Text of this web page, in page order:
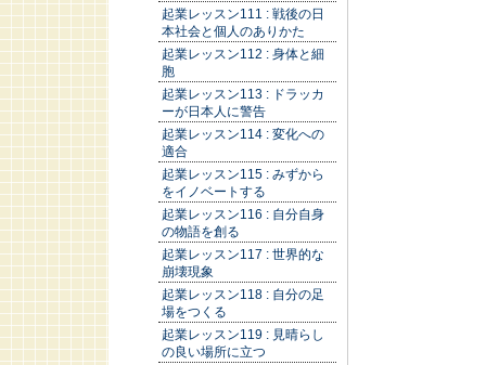
起業レッスン111 : 戦後の日
本社会と個人のありかた
起業レッスン112 : 身体と細
胞
起業レッスン113 : ドラッカ
ーが日本人に警告
起業レッスン114 : 変化への
適合
起業レッスン115 : みずから
をイノベートする
起業レッスン116 : 自分自身
の物語を創る
起業レッスン117 : 世界的な
崩壊現象
起業レッスン118 : 自分の足
場をつくる
起業レッスン119 : 見晴らし
の良い場所に立つ